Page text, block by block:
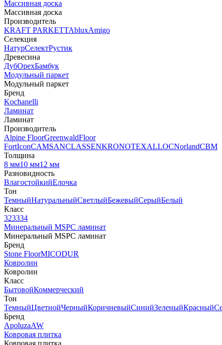
Массивная доска
Массивная доска
Производитель
KRAFT PARKETTAbluxAmigo
Селекция
НатурСелектРустик
Древесина
ДубОрехБамбук
Модульный паркет
Модульный паркет
Бренд
Kochanelli
Ламинат
Ламинат
Производитель
Alpine FloorGreenwaldFloor
FortIconCAMSANCLASSENKRONOTEXALLOCNorlandCBM
Толщина
8 мм10 мм12 мм
Разновидность
ВлагостойкийЕлочка
Тон
ТемныйНатуральныйСветлыйБежевыйСерыйБелый
Класс
323334
Минеральный MSPC ламинат
Минеральный MSPC ламинат
Бренд
Stone FloorMICODUR
Ковролин
Ковролин
Класс
БытовойКоммерческий
Тон
ТемныйЦветнойЧерныйКоричневыйСинийЗеленыйКрасный
Бренд
ApoluzaAW
Ковровая плитка
Ковровая плитка